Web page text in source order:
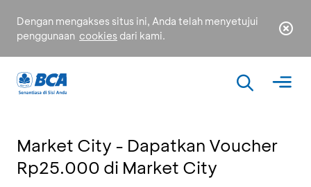
Dengan mengakses situs ini, Anda telah menyetujui
penggunaan cookies dari kami.
Market City - Dapatkan Voucher
Rp25.000 di Market City